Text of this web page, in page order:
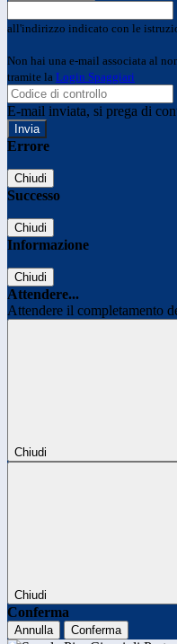
all'indirizzo indicato con le
Non hai una e-mail associata al
tramite la Login Spaggiari
E-mail inviata, si prega di
Errore
Chiudi
Successo
Chiudi
Informazione
Chiudi
Attendere...
Attendere il completamento
Chiudi
Chiudi
Conferma
Annulla Conferma